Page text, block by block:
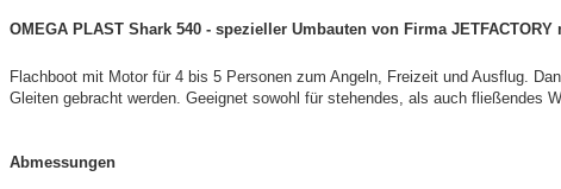
OMEGA PLAST Shark 540 - spezieller Umbauten von Firma JETFACTORY
Flachboot mit Motor für 4 bis 5 Personen zum Angeln, Freizeit und Ausflug.
Gleiten gebracht werden. Geeignet sowohl für stehendes, als auch fließendes
Abmessungen